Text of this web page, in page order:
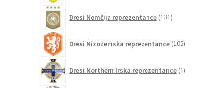
Dresi Nemčija reprezentance 131izdelkov
Dresi Nizozemska reprezentance 105izdelkov
Dresi Northern Irska reprezentance 1izdelek